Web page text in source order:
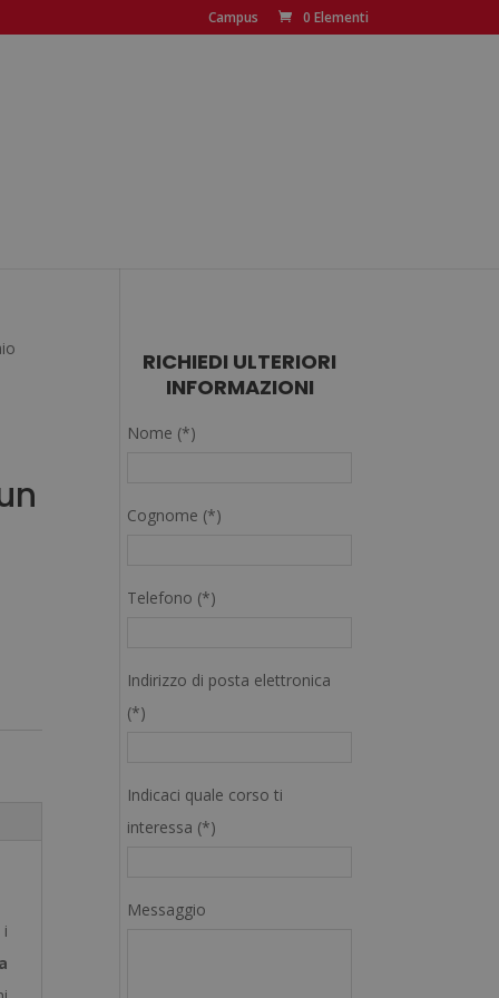
Campus 0 Elementi
RICHIEDI ULTERIORI
INFORMAZIONI
Nome (*)
Cognome (*)
Telefono (*)
Indirizzo di posta elettronica
(*)
Indicaci quale corso ti
interessa (*)
Messaggio